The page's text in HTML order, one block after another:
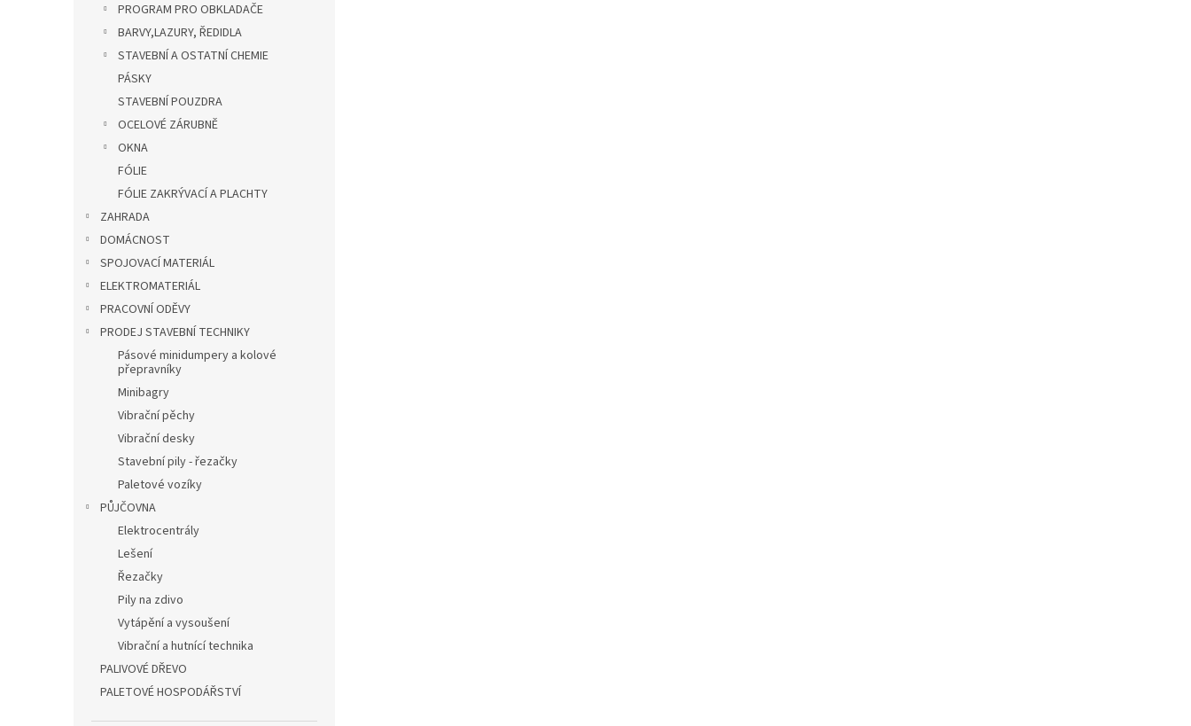
PROGRAM PRO OBKLADAČE
BARVY,LAZURY, ŘEDIDLA
STAVEBNÍ A OSTATNÍ CHEMIE
PÁSKY
STAVEBNÍ POUZDRA
OCELOVÉ ZÁRUBNĚ
OKNA
FÓLIE
FÓLIE ZAKRÝVACÍ A PLACHTY
ZAHRADA
DOMÁCNOST
SPOJOVACÍ MATERIÁL
ELEKTROMATERIÁL
PRACOVNÍ ODĚVY
PRODEJ STAVEBNÍ TECHNIKY
Pásové minidumpery a kolové
přepravníky
Minibagry
Vibrační pěchy
Vibrační desky
Stavební pily - řezačky
Paletové vozíky
PŮJČOVNA
Elektrocentrály
Lešení
Řezačky
Pily na zdivo
Vytápění a vysoušení
Vibrační a hutnící technika
PALIVOVÉ DŘEVO
PALETOVÉ HOSPODÁŘSTVÍ